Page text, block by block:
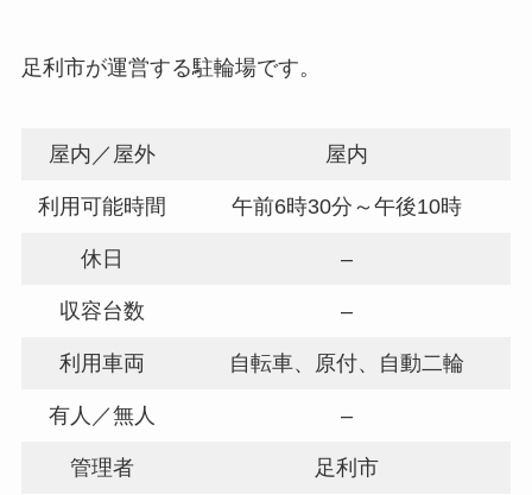
足利市が運営する駐輪場です。
屋内／屋外 屋内
利用可能時間 午前6時30分～午後10時
休日 –
収容台数 –
利用車両 自転車、原付、自動二輪
有人／無人 –
管理者 足利市